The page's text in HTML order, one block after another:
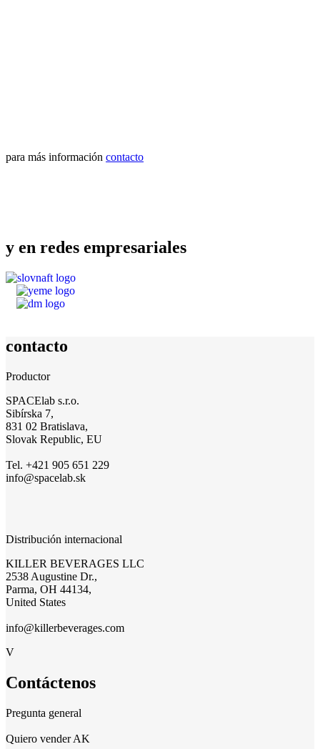
para más información contacto
y en redes empresariales
contacto
Productor
SPACElab s.r.o.
Sibírska 7,
831 02 Bratislava,
Slovak Republic, EU
Tel. +421 905 651 229
info@spacelab.sk
Distribución internacional
KILLER BEVERAGES LLC
2538 Augustine Dr.,
Parma, OH 44134,
United States
info@killerbeverages.com
V
Contáctenos
Pregunta general
Quiero vender AK